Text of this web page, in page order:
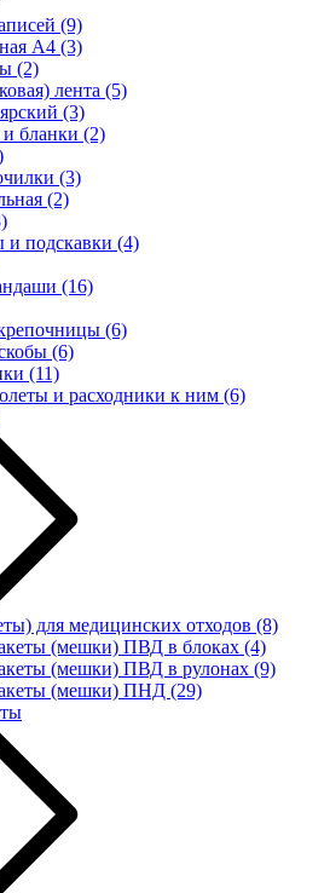
(9)
А4 (3)
(2)
лента (5)
(3)
бланки (2)
(3)
(2)
и подскавки (4)
(16)
(6)
(6)
(11)
и расходники к ним (6)
для медицинских отходов (8)
(мешки) ПВД в блоках (4)
(мешки) ПВД в рулонах (9)
(мешки) ПНД (29)